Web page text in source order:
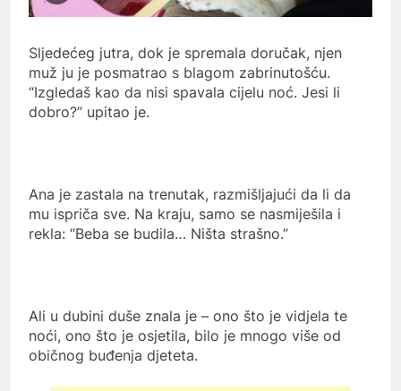
Sljedećeg jutra, dok je spremala doručak, njen
muž ju je posmatrao s blagom zabrinutošću.
“Izgledaš kao da nisi spavala cijelu noć. Jesi li
dobro?” upitao je.
Ana je zastala na trenutak, razmišljajući da li da
mu ispriča sve. Na kraju, samo se nasmiješila i
rekla: “Beba se budila… Ništa strašno.”
Ali u dubini duše znala je – ono što je vidjela te
noći, ono što je osjetila, bilo je mnogo više od
običnog buđenja djeteta.